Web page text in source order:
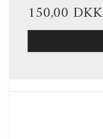
150,00 DKK